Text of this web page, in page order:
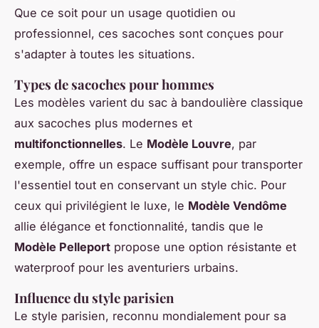
Que ce soit pour un usage quotidien ou
professionnel, ces sacoches sont conçues pour
s'adapter à toutes les situations.
Types de sacoches pour hommes
Les modèles varient du sac à bandoulière classique
aux sacoches plus modernes et
multifonctionnelles. Le Modèle Louvre, par
exemple, offre un espace suffisant pour transporter
l'essentiel tout en conservant un style chic. Pour
ceux qui privilégient le luxe, le Modèle Vendôme
allie élégance et fonctionnalité, tandis que le
Modèle Pelleport propose une option résistante et
waterproof pour les aventuriers urbains.
Influence du style parisien
Le style parisien, reconnu mondialement pour sa